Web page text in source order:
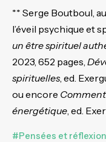
** Serge Boutboul,
l’éveil psychique et
un être spirituel
2023, 652 pages,
spirituelles , ed.
ou encore
énergétique , ed.
#Pensées et